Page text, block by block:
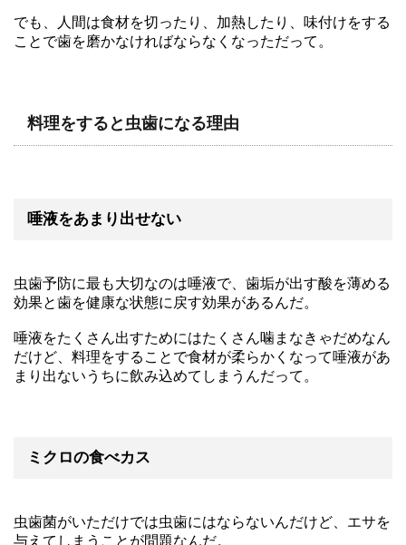
でも、人間は食材を切ったり、加熱したり、味付けをする
ことで歯を磨かなければならなくなっただって。
料理をすると虫歯になる理由
唾液をあまり出せない
虫歯予防に最も大切なのは唾液で、歯垢が出す酸を薄める
効果と歯を健康な状態に戻す効果があるんだ。
唾液をたくさん出すためにはたくさん噛まなきゃだめなん
だけど、料理をすることで食材が柔らかくなって唾液があ
まり出ないうちに飲み込めてしまうんだって。
ミクロの食べカス
虫歯菌がいただけでは虫歯にはならないんだけど、エサを
与えてしまうことが問題なんだ。